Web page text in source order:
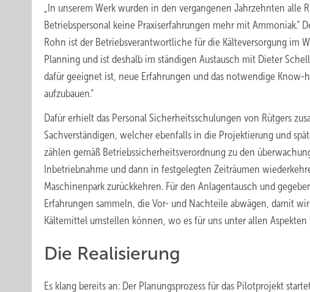
„In unserem Werk wurden in den vergangenen Jahrzehnten alle
Betriebspersonal keine Praxiserfahrungen mehr mit
Rohn ist der Betriebsverantwortliche für die Kälteversorgung im
Planning und ist deshalb im ständigen Austausch mit Dieter
dafür geeignet ist, neue Erfahrungen und das notwendige
aufzubauen.“
Dafür erhielt das Personal Sicherheitsschulungen von Rütgers
Sachverständigen, welcher ebenfalls in die Projektierung und
zählen gemäß Betriebssicherheitsverordnung zu den
Inbetriebnahme und dann in festgelegten Zeiträumen
Maschinenpark zurückkehren. Für den Anlagentausch und
Erfahrungen sammeln, die Vor- und Nachteile abwägen, damit
Kältemittel umstellen können, wo es für uns unter allen
Die Realisierung
Es klang bereits an: Der Planungsprozess für das Pilotprojekt